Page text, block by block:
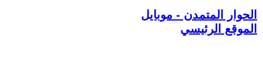
الحوار المتمدن - موبايل
الموقع الرئيسي